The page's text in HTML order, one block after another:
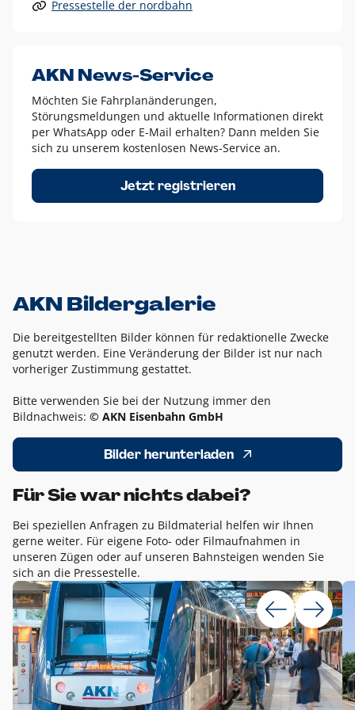
Alle anderen Logo-Varianten dürfen nur in Ausnahmefällen
Diese Ausnahmen sind zum Beispiel:
dem AKN Blau,
weißes Logo auf Fotohintergründen,
schwarzes Logo für reine Schwarz-Weiß-Umsetzungen
Um das Logo herum muss ein Schutzraum von jeweils einer
Höhe bzw. Breite des N aus AKN in alle Richtungen
Pressestelle der nordbahn
AKN News-Service
Möchten Sie Fahrplanänderungen,
Störungsmeldungen und aktuelle Informationen direkt
per WhatsApp oder E-Mail erhalten? Dann melden Sie
sich zu unserem kostenlosen News-Service an.
Jetzt registrieren
AKN Bildergalerie
Die bereitgestellten Bilder können für redaktionelle Zwecke
genutzt werden. Eine Veränderung der Bilder ist nur nach
vorheriger Zustimmung gestattet.
Bitte verwenden Sie bei der Nutzung immer den
Bildnachweis: © AKN Eisenbahn GmbH
Bilder herunterladen
Für Sie war nichts dabei?
Bei speziellen Anfragen zu Bildmaterial helfen wir Ihnen
gerne weiter. Für eigene Foto- oder Filmaufnahmen in
unseren Zügen oder auf unseren Bahnsteigen wenden Sie
sich an die Pressestelle.